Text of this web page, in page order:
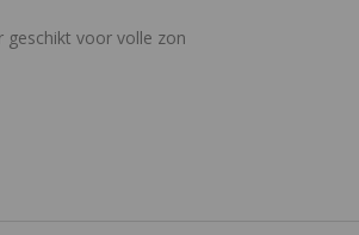
geschikt voor volle zon